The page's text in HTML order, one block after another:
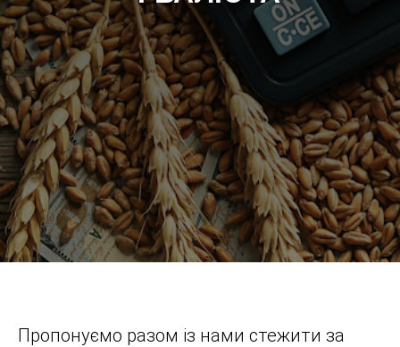
Пропонуємо разом із нами стежити за